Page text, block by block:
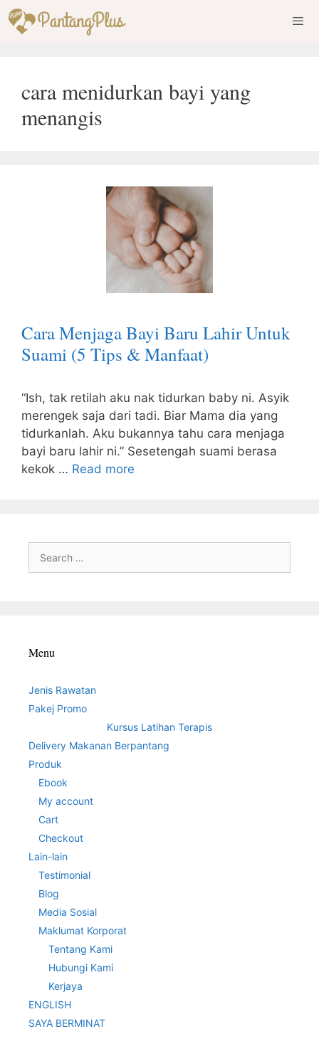
Skip
to
cara menidurkan bayi yang
menangis
Cara Menjaga Bayi Baru Lahir Untuk
Suami (5 Tips & Manfaat)
“Ish, tak retilah aku nak tidurkan baby ni. Asyik
merengek saja dari tadi. Biar Mama dia yang
tidurkanlah. Aku bukannya tahu cara menjaga
bayi baru lahir ni.” Sesetengah suami berasa
kekok … Read more
for:
Menu
Jenis Rawatan
Pakej Promo
Kursus Latihan Terapis
Delivery Makanan Berpantang
Produk
Ebook
My account
Cart
Checkout
Lain-lain
Testimonial
Blog
Media Sosial
Maklumat Korporat
Tentang Kami
Hubungi Kami
Kerjaya
ENGLISH
SAYA BERMINAT